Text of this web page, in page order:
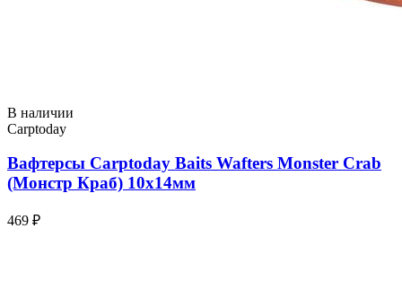
В наличии
Carptoday
Вафтерсы Carptoday Baits Wafters Monster Crab
(Монстр Краб) 10х14мм
469 ₽